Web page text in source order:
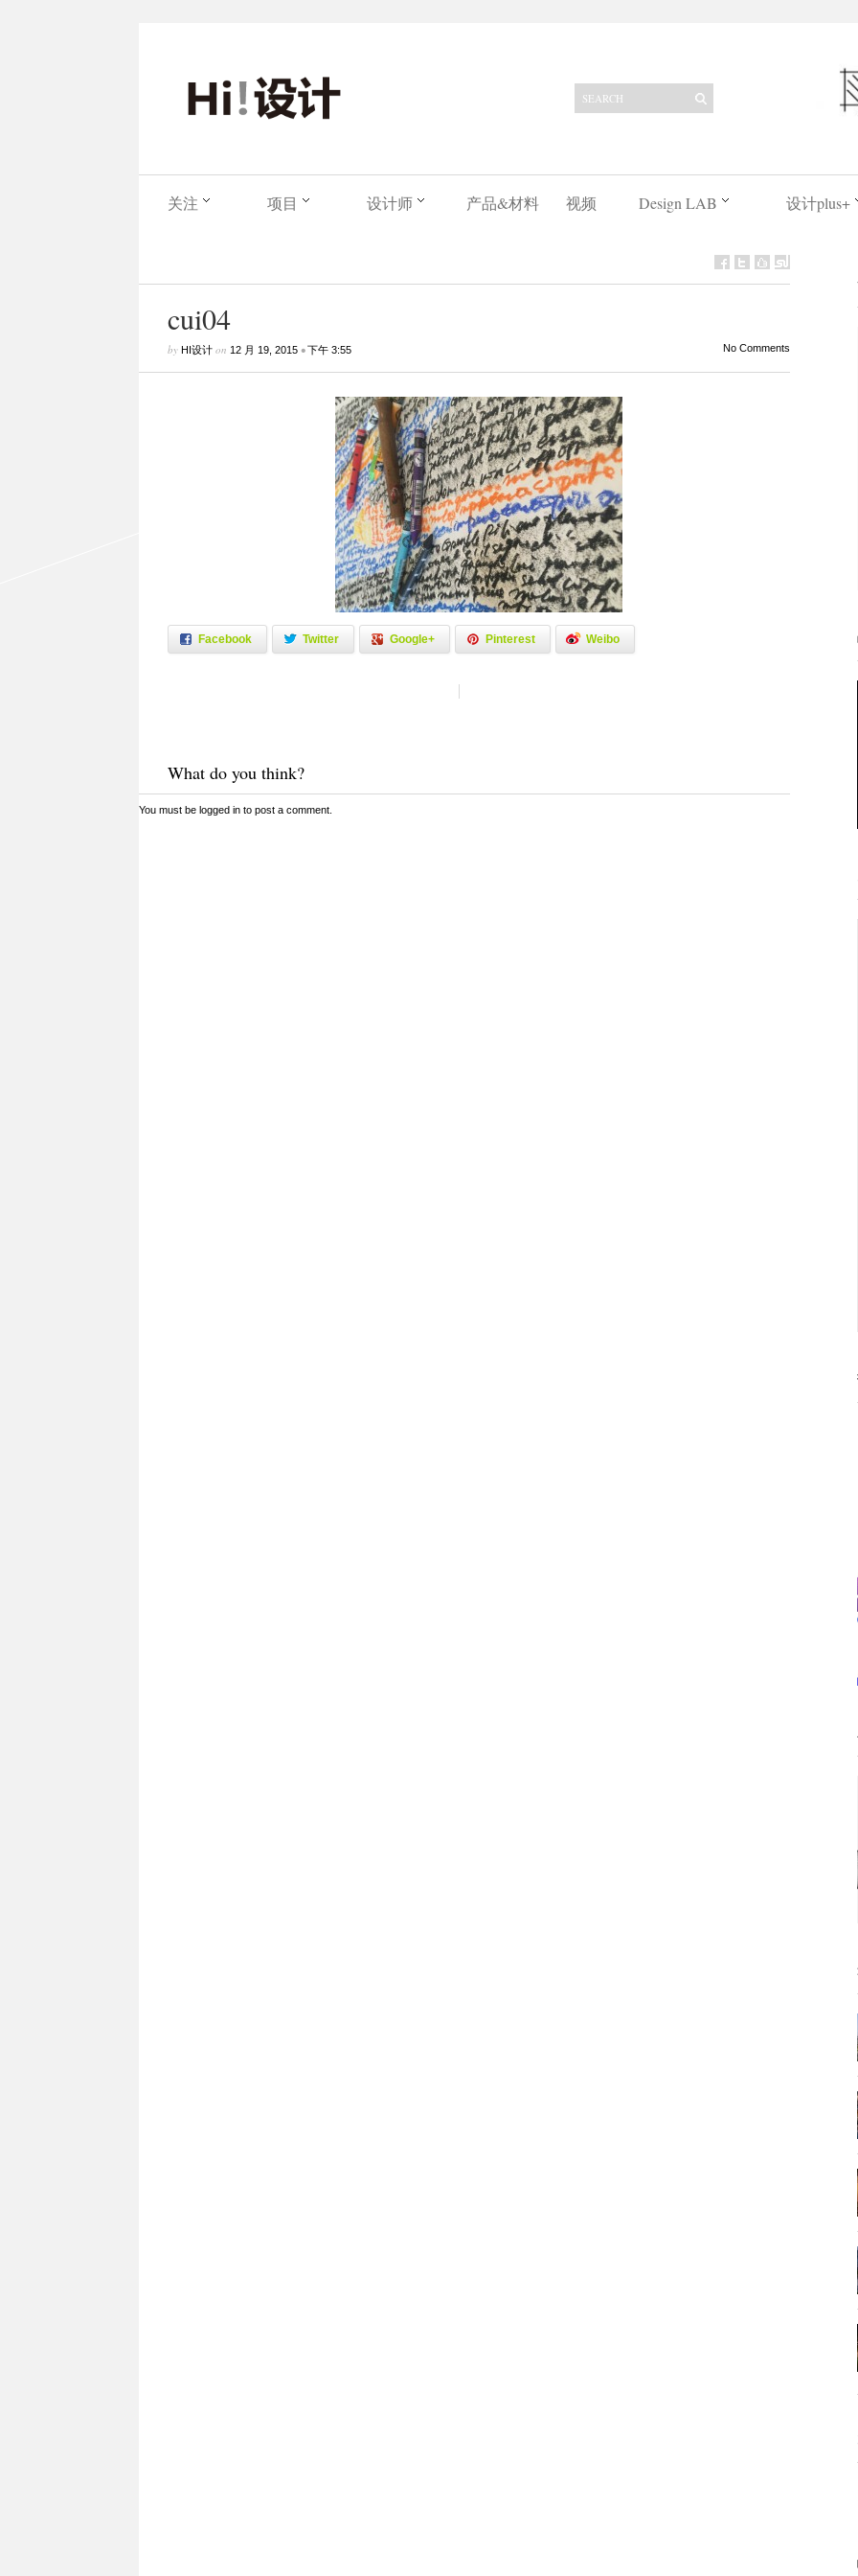
关注 项目 设计师 产品&材料 视频 Design LAB 设计plus+
cui04
by HI设计on 12 月 19, 2015•下午 3:55 No Comments
Facebook Twitter Google+ Pinterest Weibo
What do you think?
You must be logged into post a comment.